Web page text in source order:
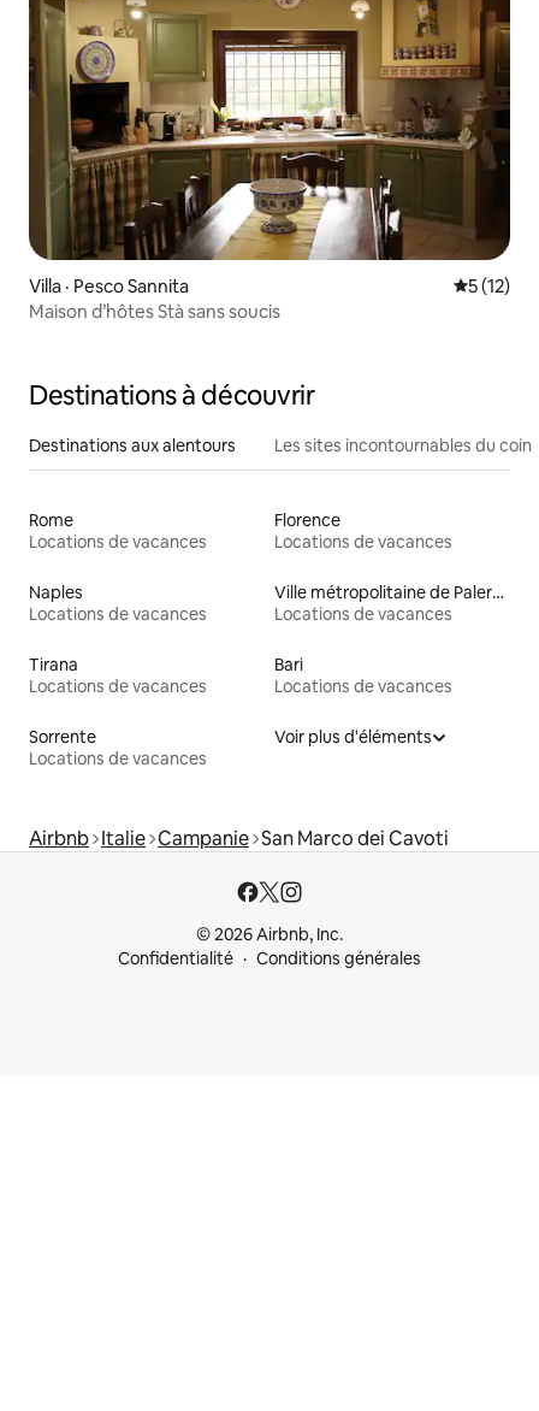
Villa · Pesco Sannita Note
5 (12)
Maison d’hôtes Stà sans soucis
Destinations à découvrir
Destinations aux alentours Les sites incontournables du coin
Rome
Locations de vacances
Florence
Locations de vacances
Naples
Locations de vacances
Ville métropolitaine de Palerme
Locations de vacances
Tirana
Locations de vacances
Bari
Locations de vacances
Sorrente
Locations de vacances
Voir plus d'éléments
Airbnb Italie Campanie San Marco dei Cavoti
© 2026 Airbnb, Inc.
Confidentialité
Conditions générales